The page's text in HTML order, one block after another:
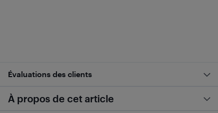
Évaluations des clients
À propos de cet article